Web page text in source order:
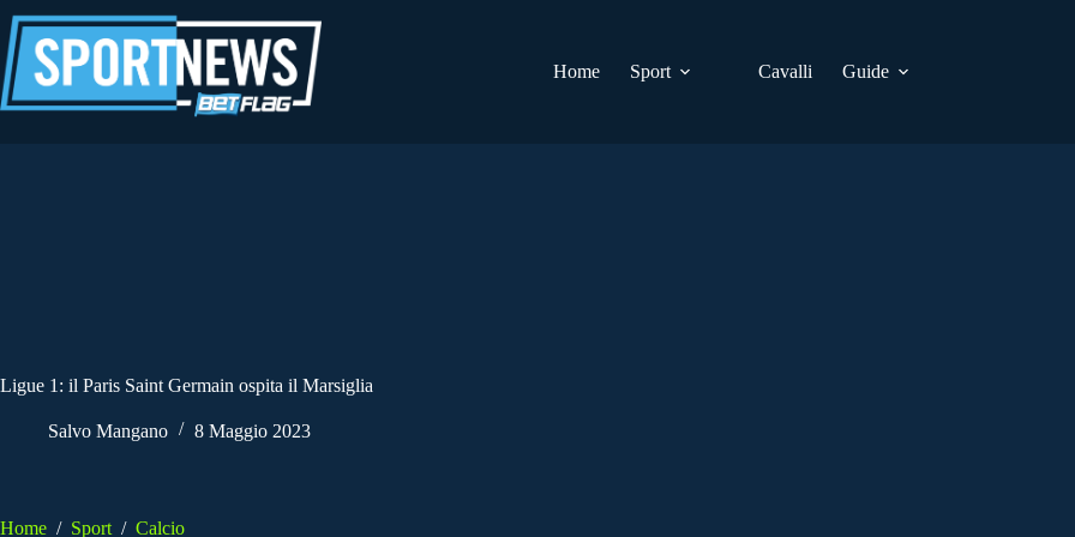
al
contenuto
Home
Sport Cavalli Guide
Ligue 1: il Paris Saint Germain ospita il Marsiglia
Salvo Mangano 8 Maggio 2023
Home / Sport / Calcio